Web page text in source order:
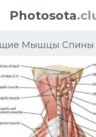
Photosota
Мышцы Спины
Фото